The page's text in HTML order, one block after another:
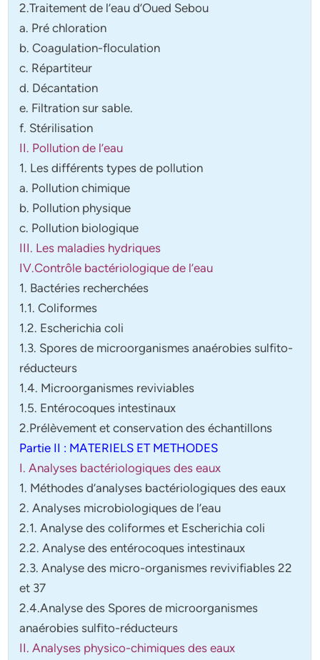
2.Traitement de l’eau d’Oued Sebou
a. Pré chloration
b. Coagulation-floculation
c. Répartiteur
d. Décantation
e. Filtration sur sable.
f. Stérilisation
II. Pollution de l’eau
1. Les différents types de pollution
a. Pollution chimique
b. Pollution physique
c. Pollution biologique
III. Les maladies hydriques
IV.Contrôle bactériologique de l’eau
1. Bactéries recherchées
1.1. Coliformes
1.2. Escherichia coli
1.3. Spores de microorganismes anaérobies sulfito-
réducteurs
1.4. Microorganismes reviviables
1.5. Entérocoques intestinaux
2.Prélèvement et conservation des échantillons
Partie II : MATERIELS ET METHODES
I. Analyses bactériologiques des eaux
1. Méthodes d’analyses bactériologiques des eaux
2. Analyses microbiologiques de l’eau
2.1. Analyse des coliformes et Escherichia coli
2.2. Analyse des entérocoques intestinaux
2.3. Analyse des micro-organismes revivifiables 22
et 37
2.4.Analyse des Spores de microorganismes
anaérobies sulfito-réducteurs
II. Analyses physico-chimiques des eaux